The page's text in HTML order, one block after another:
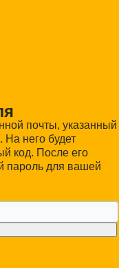
почты, указанный
На него будет
код. После его
пароль для вашей